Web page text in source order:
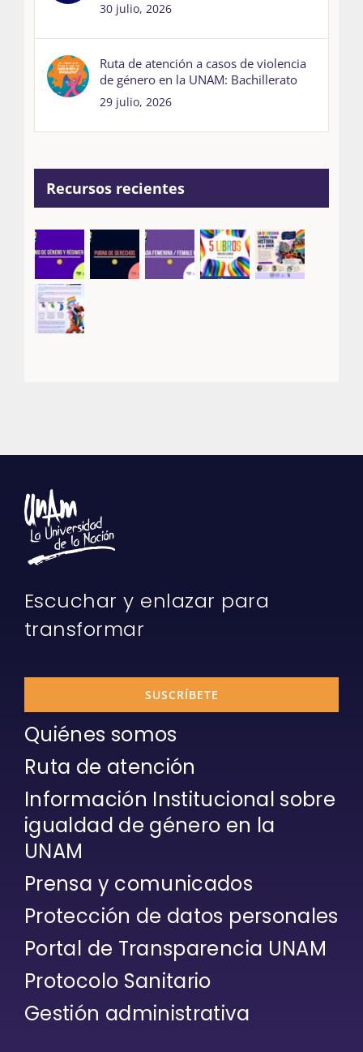
30 julio, 2026
Ruta de atención a casos de violencia
de género en la UNAM: Bachillerato
29 julio, 2026
Recursos recientes
Escuchar y enlazar para
transformar
SUSCRÍBETE
Quiénes somos
Ruta de atención
Información Institucional sobre
igualdad de género en la
UNAM
Prensa y comunicados
Protección de datos personales
Portal de Transparencia UNAM
Protocolo Sanitario
Gestión administrativa